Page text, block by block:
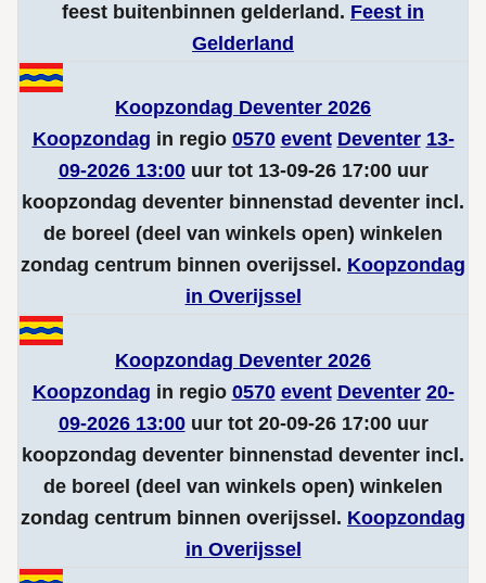
feest buitenbinnen gelderland. Feest in
Gelderland
Koopzondag Deventer 2026
Koopzondag in regio 0570 event Deventer 13-
09-2026 13:00uur tot 13-09-26 17:00 uur
koopzondag deventer binnenstad deventer incl.
de boreel (deel van winkels open) winkelen
zondag centrum binnen overijssel. Koopzondag
in Overijssel
Koopzondag Deventer 2026
Koopzondag in regio 0570 event Deventer 20-
09-2026 13:00uur tot 20-09-26 17:00 uur
koopzondag deventer binnenstad deventer incl.
de boreel (deel van winkels open) winkelen
zondag centrum binnen overijssel. Koopzondag
in Overijssel